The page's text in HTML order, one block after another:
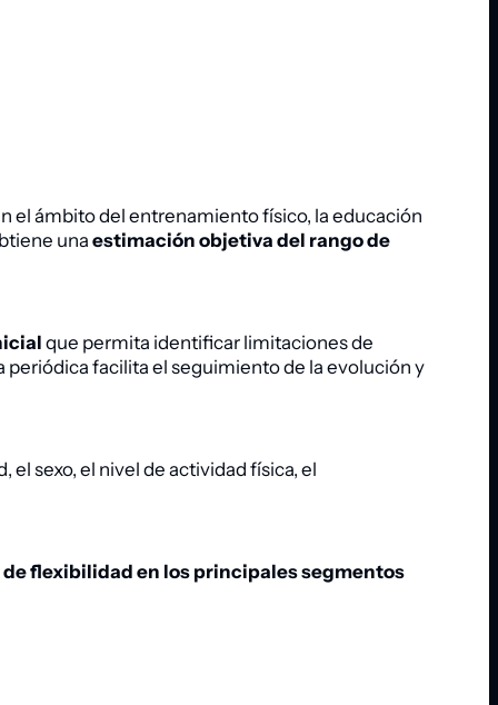
el ámbito del entrenamiento físico, la educación
una estimación objetiva del rango de
que permita identificar limitaciones de
facilita el seguimiento de la evolución y
el sexo, el nivel de actividad física, el
de flexibilidad en los principales segmentos